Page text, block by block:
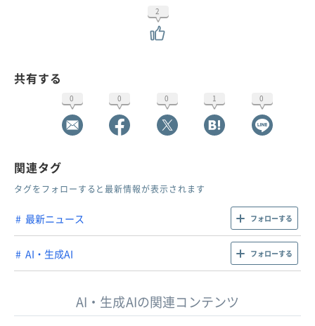
2
共有する
0 0 0 1 0
関連タグ
タグをフォローすると最新情報が表示されます
最新ニュース フォローする
AI・生成AI フォローする
AI・生成AIの関連コンテンツ